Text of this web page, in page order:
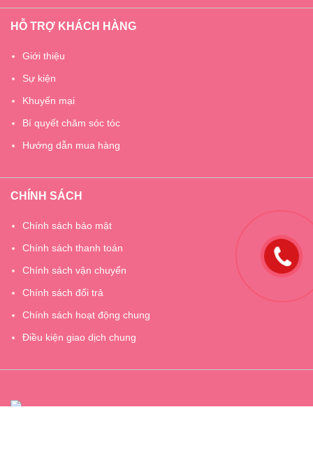
HỖ TRỢ KHÁCH HÀNG
Giới thiệu
Sự kiện
Khuyến mại
Bí quyết chăm sóc tóc
Hướng dẫn mua hàng
CHÍNH SÁCH
Chính sách bảo mật
Chính sách thanh toán
Chính sách vận chuyển
Chính sách đổi trả
Chính sách hoạt động chung
Điều kiện giao dịch chung